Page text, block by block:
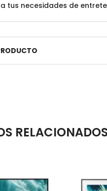
tus necesidades de
RELACIONADOS